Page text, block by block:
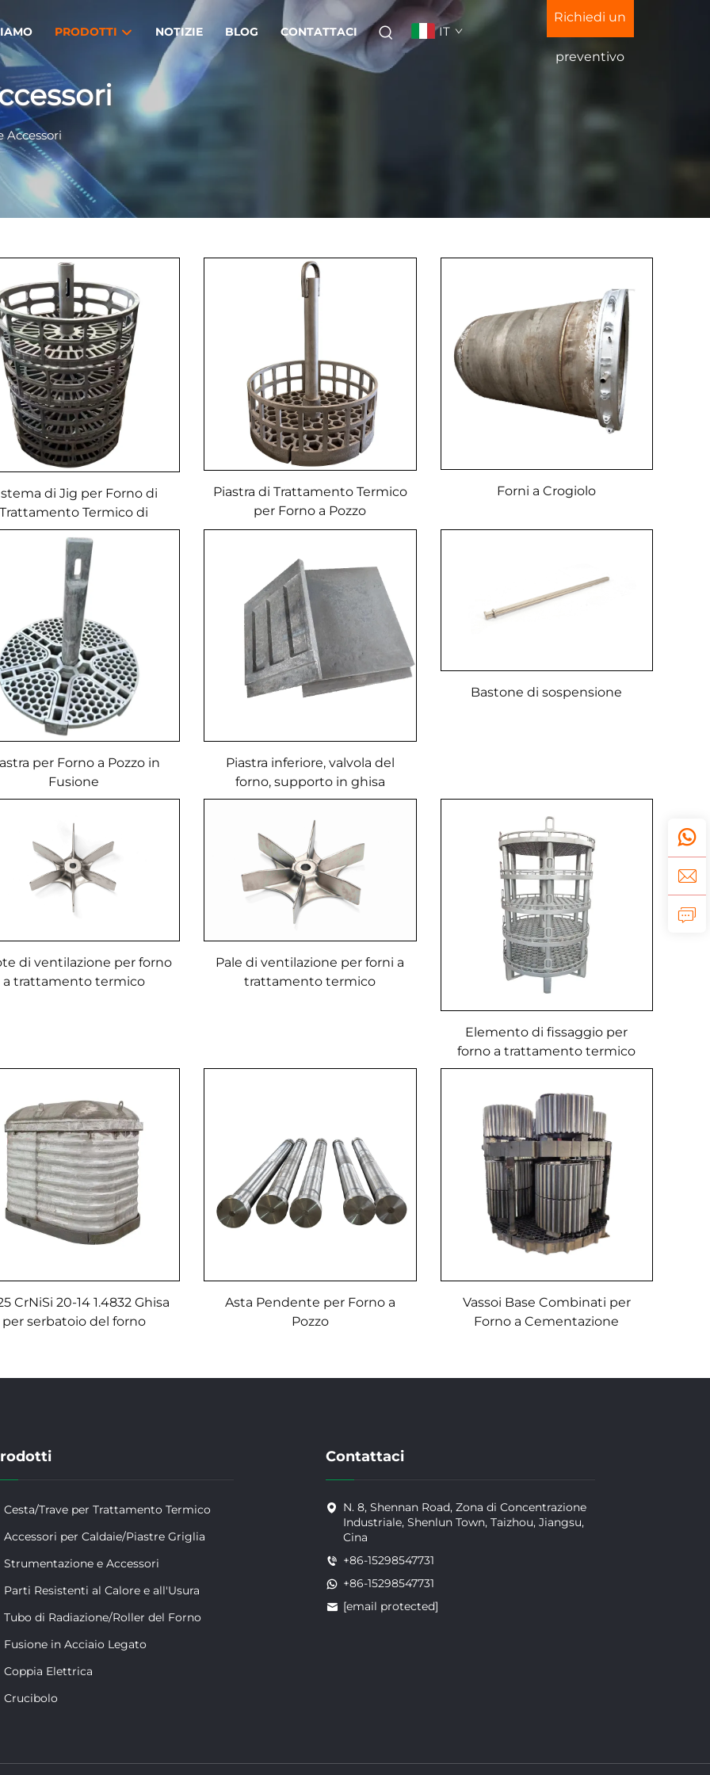
PRODOTTI NOTIZIE BLOG CONTATTACI IT
Richiedi un
preventivo
Accessori
di Jig per Forno di
Trattamento Termico di
Tempra
Piastra di Trattamento Termico
per Forno a Pozzo
Forni a Crogiolo
per Forno a Pozzo in
Fusione
Piastra inferiore, valvola del
forno, supporto in ghisa
Componenti per forno a gas
Bastone di sospensione
di ventilazione per forno
a trattamento termico
Pale di ventilazione per forni a
trattamento termico
Elemento di fissaggio per
forno a trattamento termico
CrNiSi 20-14 1.4832 Ghisa
per serbatoio del forno
Asta Pendente per Forno a
Pozzo
Vassoi Base Combinati per
Forno a Cementazione
Cesta/Trave per Trattamento Termico
Accessori per Caldaie/Piastre Griglia
Strumentazione e Accessori
Parti Resistenti al Calore e all'Usura
Tubo di Radiazione/Roller del Forno
Fusione in Acciaio Legato
Coppia Elettrica
Crucibolo
Contattaci
N. 8, Shennan Road, Zona di Concentrazione
Industriale, Shenlun Town, Taizhou, Jiangsu,
Cina
+86-15298547731
+86-15298547731
[email protected]